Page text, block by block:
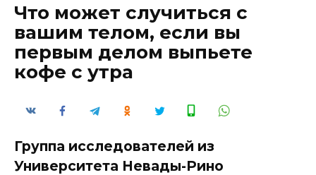
Что может случиться с
вашим телом, если вы
первым делом выпьете
кофе с утра
Группа исследователей из
Университета Невады-Рино